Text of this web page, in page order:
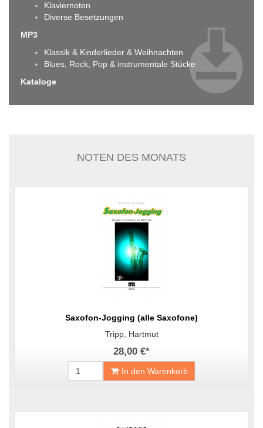
Klaviernoten
Diverse Besetzungen
MP3
Klassik & Kinderlieder & Weihnachten
Blues, Rock, Pop & instrumentale Stücke
Kataloge
NOTEN DES MONATS
Saxofon-Jogging (alle Saxofone)
Tripp, Hartmut
28,00 €*
In den Warenkorb